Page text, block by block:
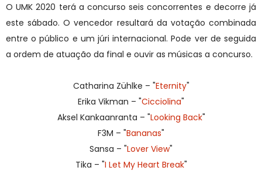
O UMK 2020 terá a concurso seis concorrentes e decorre já
este sábado. O vencedor resultará da votação combinada
entre o público e um júri internacional. Pode ver de seguida
a ordem de atuação da final e ouvir as músicas a concurso.
Catharina Zühlke – "Eternity"
Erika Vikman – "Cicciolina"
Aksel Kankaanranta – "Looking Back"
F3M – "Bananas"
Sansa – "Lover View"
Tika – "I Let My Heart Break"